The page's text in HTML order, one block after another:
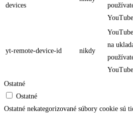
devices
yt-remote-device-id nikdy
na
Ostatné
Ostatné
Ostatné nekategorizované súbory cookie sú